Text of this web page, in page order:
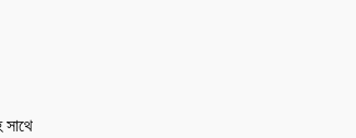
সাথে